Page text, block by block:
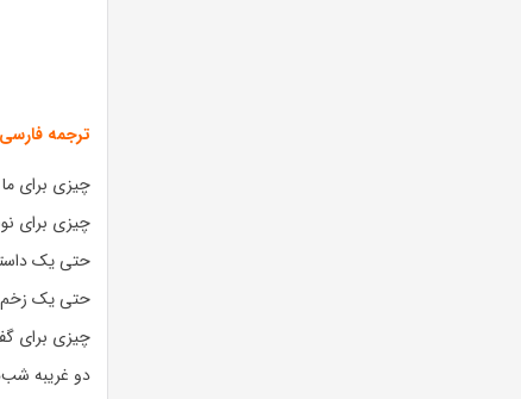
ترجمه فارسی
چیزی برای
چیزی برای
حتی یک
حتی یک زخم
چیزی برای
دو غریبه